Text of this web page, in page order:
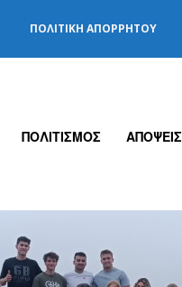
ΠΟΛΙΤΙΚΉ ΑΠΟΡΡΉΤΟΥ
ΠΟΛΙΤΙΣΜΟΣ ΑΠΟΨΕΙΣ